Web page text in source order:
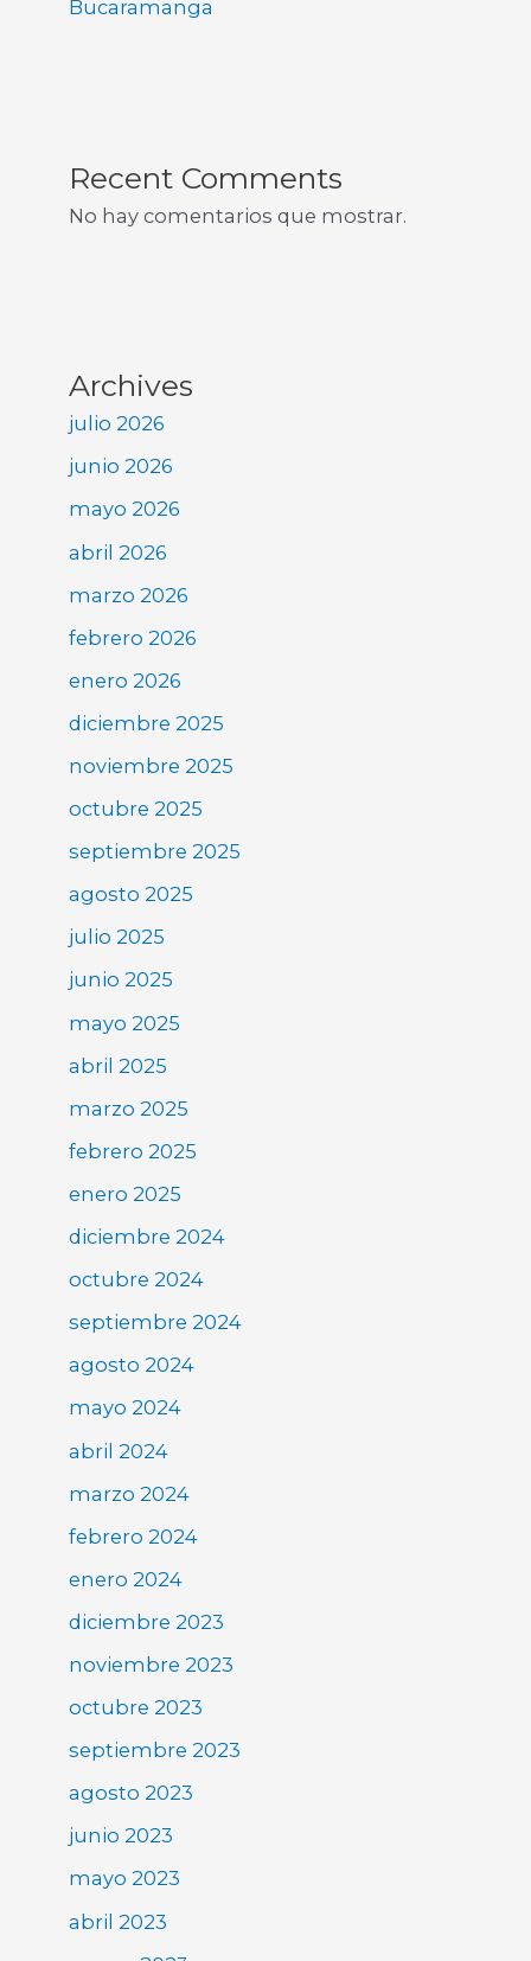
Bucaramanga
Recent Comments
No hay comentarios que mostrar.
Archives
julio 2026
junio 2026
mayo 2026
abril 2026
marzo 2026
febrero 2026
enero 2026
diciembre 2025
noviembre 2025
octubre 2025
septiembre 2025
agosto 2025
julio 2025
junio 2025
mayo 2025
abril 2025
marzo 2025
febrero 2025
enero 2025
diciembre 2024
octubre 2024
septiembre 2024
agosto 2024
mayo 2024
abril 2024
marzo 2024
febrero 2024
enero 2024
diciembre 2023
noviembre 2023
octubre 2023
septiembre 2023
agosto 2023
junio 2023
mayo 2023
abril 2023